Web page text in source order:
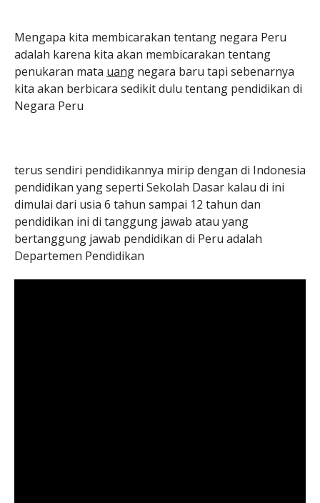
Mengapa kita membicarakan tentang negara Peru
adalah karena kita akan membicarakan tentang
penukaran mata uang negara baru tapi sebenarnya
kita akan berbicara sedikit dulu tentang pendidikan di
Negara Peru
terus sendiri pendidikannya mirip dengan di Indonesia
pendidikan yang seperti Sekolah Dasar kalau di ini
dimulai dari usia 6 tahun sampai 12 tahun dan
pendidikan ini di tanggung jawab atau yang
bertanggung jawab pendidikan di Peru adalah
Departemen Pendidikan